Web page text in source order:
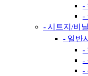
-
-
- 시트지/비
- 일반
-
-
-